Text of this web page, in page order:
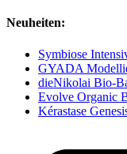
Neuheiten:
Symbiose
GYADA
dieNikolai Bio-
Evolve Organic
Kérastase